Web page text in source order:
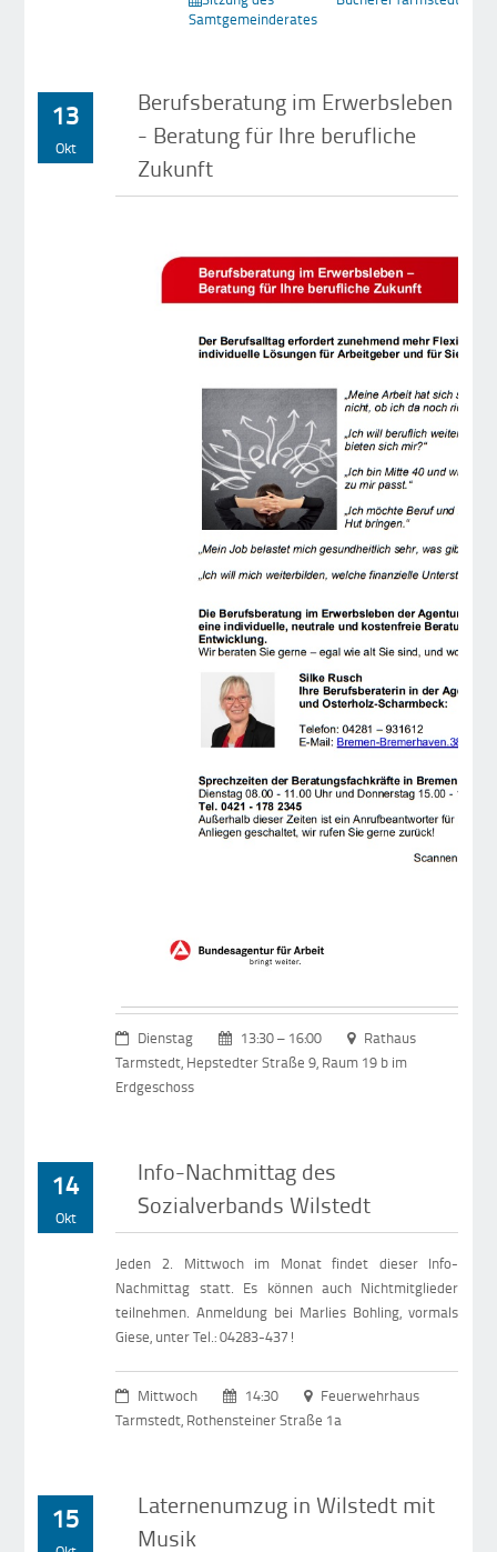
Samtgemeinderates
13
Okt
Berufsberatung im Erwerbsleben
- Beratung für Ihre berufliche
Zukunft
Dienstag 13:30 – 16:00
Rathaus
Tarmstedt, Hepstedter Straße 9, Raum 19 b im
Erdgeschoss
14
Okt
Info-Nachmittag des
Sozialverbands Wilstedt
Jeden 2. Mittwoch im Monat findet dieser Info-
Nachmittag statt. Es können auch Nichtmitglieder
teilnehmen. Anmeldung bei Marlies Bohling, vormals
Giese, unter Tel.: 04283-437!
Mittwoch 14:30
Feuerwehrhaus
Tarmstedt, Rothensteiner Straße 1a
15
Laternenumzug in Wilstedt mit
Musik